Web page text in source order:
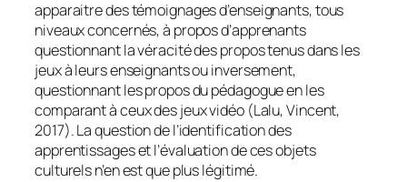
apparaitre des témoignages d’enseignants, tous
niveaux concernés, à propos d’apprenants
questionnant la véracité des propos tenus dans les
jeux à leurs enseignants ou inversement,
questionnant les propos du pédagogue en les
comparant à ceux des jeux vidéo (Lalu, Vincent,
2017). La question de l’identification des
apprentissages et l’évaluation de ces objets
culturels n’en est que plus légitimé.